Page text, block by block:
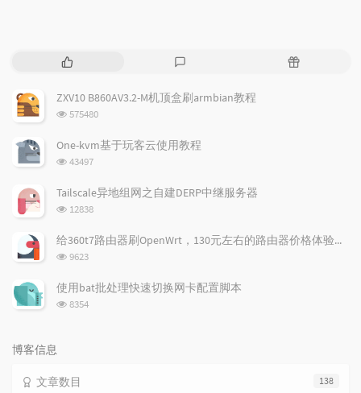
热
文
章
评
论
随
ZXV10 B860AV3.2-M机顶盒刷armbian教程
浏
次
575480
One-kvm基于玩客云使用教程
浏
次
43497
Tailscale异地组网之自建DERP中继服务器
浏
次
12838
给360t7路由器刷OpenWrt，130元左右的路由器价格体验如何
浏
次
数:
9623
使用bat批处理快速切换网卡配置脚本
浏
8354
博客信息
138
文章数目